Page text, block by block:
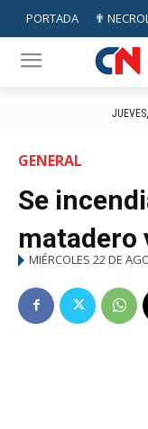
PORTADA ✟
GENERAL
Se
matadero
MIÉRCOLES 22 DE